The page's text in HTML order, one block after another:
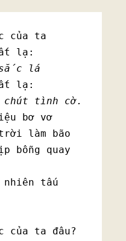
của ta
lá
chút tình cờ.
bơ vơ
trời làm bão
bỗng quay
nhiên tấu
của ta đâu?